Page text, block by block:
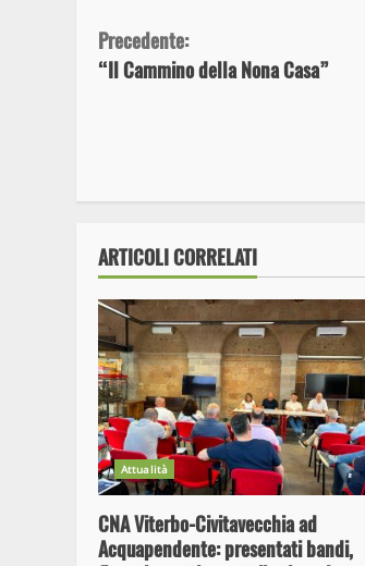
Continue
Reading
Precedente:
“Il Cammino della Nona Casa”
ARTICOLI CORRELATI
Attualità
CNA Viterbo-Civitavecchia ad
Acquapendente: presentati bandi,